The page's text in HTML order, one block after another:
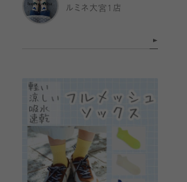
ルミネ大宮1店